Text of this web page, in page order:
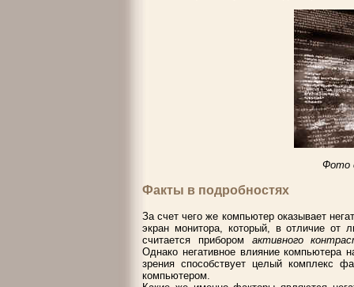
Фото
Факты в подробностях
За счет чего же компьютер оказывает
экран монитора, который, в отличие от
считается прибором активного
Однако негативное влияние компьютера
зрения способствует целый комплекс
компьютером.